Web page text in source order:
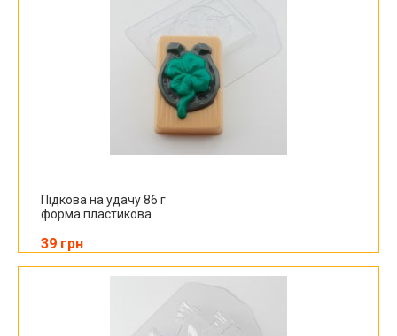
Підкова на удачу 86 г
форма пластикова
39 грн